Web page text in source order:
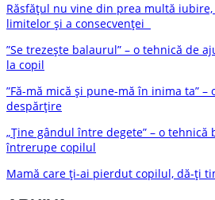
Răsfățul nu vine din prea multă
limitelor și a consecvenței
”Se trezește balaurul” – o tehnică de
la copil
”Fă-mă mică și pune-mă în inima ta”
despărțire
„Ține gândul între degete” – o
întrerupe copilul
Mamă care ți-ai pierdut copilul, dă-ți